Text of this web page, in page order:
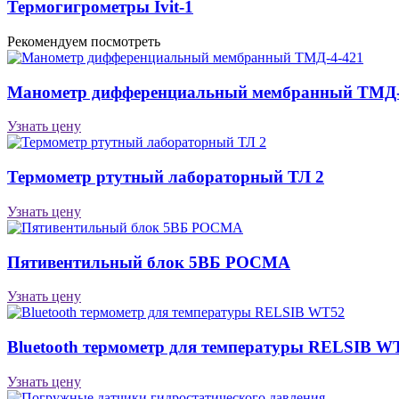
Термогигрометры Ivit-1
Рекомендуем посмотреть
Манометр дифференциальный мембранный ТМД-
Узнать цену
Термометр ртутный лабораторный ТЛ 2
Узнать цену
Пятивентильный блок 5ВБ РОСМА
Узнать цену
Bluetooth термометр для температуры RELSIB
Узнать цену